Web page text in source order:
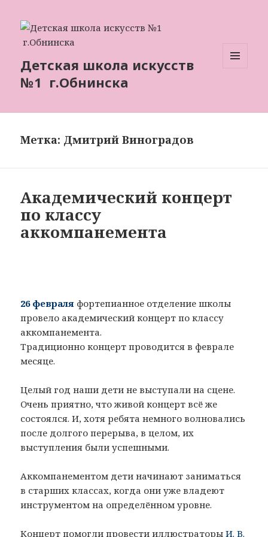
Детская школа искусств
№1 г.Обнинска
Метка: Дмитрий Виноградов
Академический концерт
по классу
аккомпанемента
26 февраля фортепианное отделение школы
провело академический концерт по классу
аккомпанемента.
Традиционно концерт проводится в феврале
месяце.
Целый год наши дети не выступали на сцене.
Очень приятно, что живой концерт всё же
состоялся. И, хотя ребята немного волновались
после долгого перерыва, в целом, их
выступления были успешными.
Аккомпанементом дети начинают заниматься
в старших классах, когда они уже владеют
инструментом на определённом уровне.
Концерт помогли провести иллюстраторыИ. В.